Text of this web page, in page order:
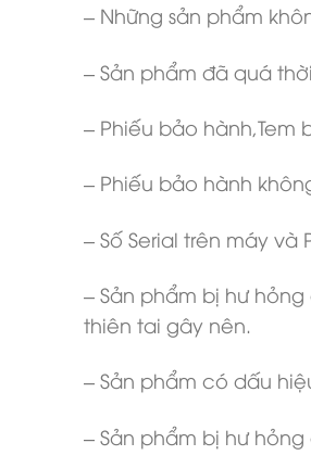
– Những sản phẩm
– Sản phẩm đã quá
– Phiếu bảo
– Phiếu bảo hành
– Số Serial trên máy
– Sản phẩm bị hư
thiên tai gây nên.
– Sản phẩm có dấu
– Sản phẩm bị hư